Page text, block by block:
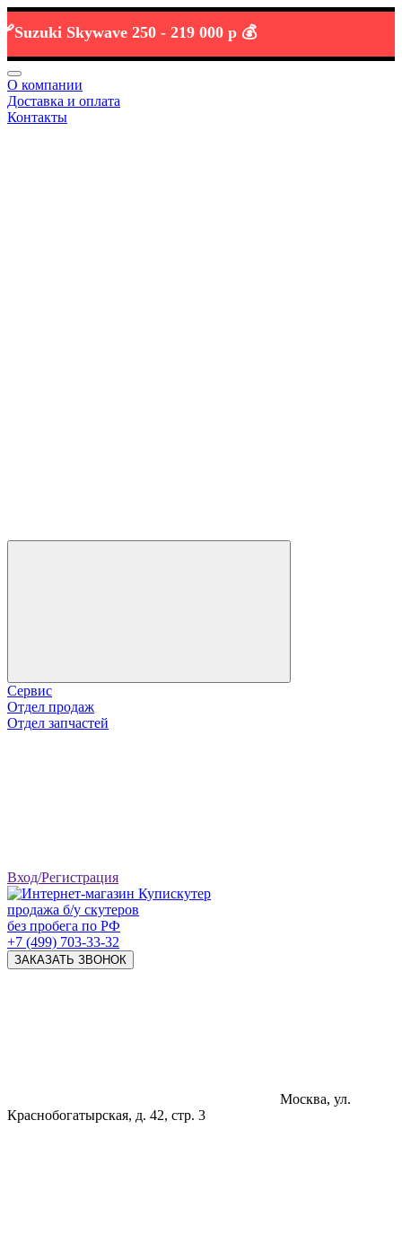
Skywave 250 - 219 000 р 💰
О компании
Доставка и оплата
Контакты
Сервис
Отдел продаж
Отдел запчастей
Вход/Регистрация
продажа б/у скутеров
без пробега по РФ
+7 (499) 703-33-32
ЗАКАЗАТЬ ЗВОНОК
Москва, ул.
Краснобогатырская, д. 42, стр. 3